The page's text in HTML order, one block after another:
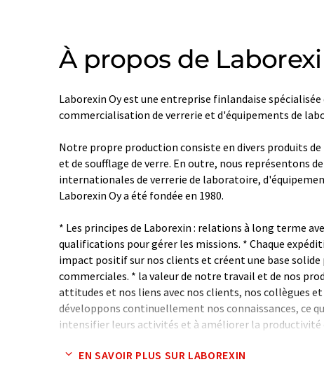
À propos de
Laborexin Oy est une entreprise finlandaise
commercialisation de verrerie et d'équipements de
Notre propre production consiste en divers produits
et de soufflage de verre. En outre, nous représentons
internationales de verrerie de laboratoire,
Laborexin Oy a été fondée en 1980.
* Les principes de Laborexin : relations à long terme
qualifications pour gérer les missions. * Chaque
impact positif sur nos clients et créent une base
commerciales. * la valeur de notre travail et de nos
attitudes et nos liens avec nos clients, nos collègues
développons continuellement nos connaissances, ce
intensifier leurs activités et à améliorer la productivité
Note: Cet article a été traduit à l'aide d'un système
EN SAVOIR PLUS SUR LABOREXIN